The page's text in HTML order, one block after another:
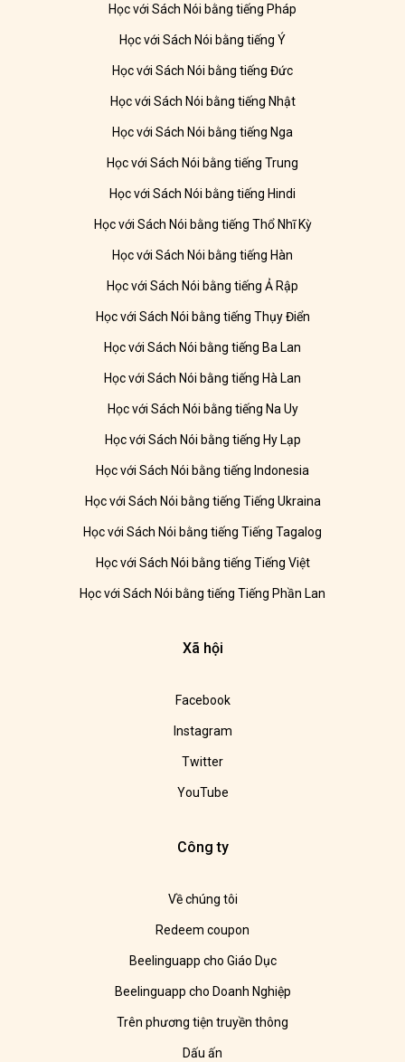
Học với Sách Nói bằng tiếng Pháp
Học với Sách Nói bằng tiếng Ý
Học với Sách Nói bằng tiếng Đức
Học với Sách Nói bằng tiếng Nhật
Học với Sách Nói bằng tiếng Nga
Học với Sách Nói bằng tiếng Trung
Học với Sách Nói bằng tiếng Hindi
Học với Sách Nói bằng tiếng Thổ Nhĩ Kỳ
Học với Sách Nói bằng tiếng Hàn
Học với Sách Nói bằng tiếng Ả Rập
Học với Sách Nói bằng tiếng Thụy Điển
Học với Sách Nói bằng tiếng Ba Lan
Học với Sách Nói bằng tiếng Hà Lan
Học với Sách Nói bằng tiếng Na Uy
Học với Sách Nói bằng tiếng Hy Lạp
Học với Sách Nói bằng tiếng Indonesia
Học với Sách Nói bằng tiếng Tiếng Ukraina
Học với Sách Nói bằng tiếng Tiếng Tagalog
Học với Sách Nói bằng tiếng Tiếng Việt
Học với Sách Nói bằng tiếng Tiếng Phần Lan
Xã hội
Facebook
Instagram
Twitter
YouTube
Công ty
Về chúng tôi
Redeem coupon
Beelinguapp cho Giáo Dục
Beelinguapp cho Doanh Nghiệp
Trên phương tiện truyền thông
Dấu ấn